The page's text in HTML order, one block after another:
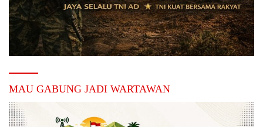
MAU GABUNG JADI WARTAWAN